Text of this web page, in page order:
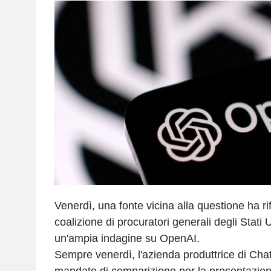
Venerdì, una fonte vicina alla questione ha
coalizione di procuratori generali degli Stati
un'ampia indagine su OpenAI.
Sempre venerdì, l'azienda produttrice di